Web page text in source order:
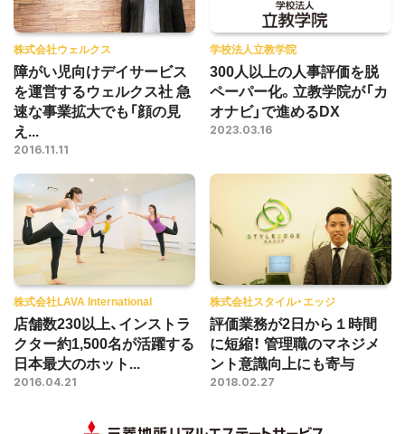
株式会社ウェルクス
障がい児向けデイサービス
を運営するウェルクス社 急
速な事業拡大でも「顔の見
え...
2016.11.11
学校法人立教学院
300人以上の人事評価を脱
ペーパー化。立教学院が「カ
オナビ」で進めるDX
2023.03.16
株式会社LAVA International
店舗数230以上、インストラ
クター約1,500名が活躍する
日本最大のホット...
2016.04.21
株式会社スタイル・エッジ
評価業務が2日から１時間
に短縮！ 管理職のマネジメ
ント意識向上にも寄与
2018.02.27